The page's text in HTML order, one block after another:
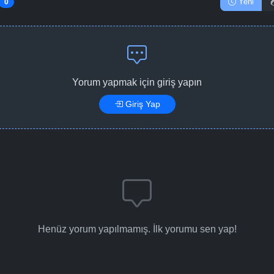
0
Yorum yapmak için giriş yapın
Giriş Yap
Henüz yorum yapılmamış. İlk yorumu sen yap!